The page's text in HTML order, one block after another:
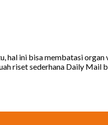
hal ini bisa membatasi
riset sederhana Daily Mail